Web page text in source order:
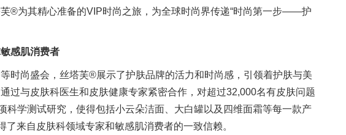
®为其精心准备的VIP时尚之旅，为全球时尚界传递“时尚第一步——护
感肌消费者
时尚盛会，丝塔芙®展示了护肤品牌的活力和时尚感，引领着护肤与美
过与皮肤科医生和皮肤健康专家紧密合作，对超过32,000名有皮肤问题
科学测试研究，使得包括小云朵洁面、大白罐以及四维面霜等每一款产
了来自皮肤科领域专家和敏感肌消费者的一致信赖。